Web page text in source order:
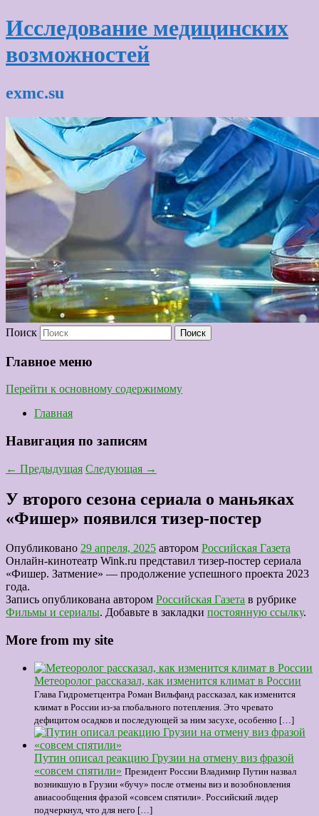
Исследование медицинских
возможностей
exmc.su
Поиск
Главное меню
Перейти к основному содержимому
Главная
Навигация по записям
← Предыдущая Следующая →
У второго сезона сериала о маньяках
«Фишер» появился тизер-постер
Опубликовано 29 апреля, 2025 автором Российская Газета
Онлайн-кинотеатр Wink.ru представил тизер-постер сериала
«Фишер. Затмение» — продолжение успешного проекта 2023
года.
Запись опубликована автором Российская Газета в рубрике
Фильмы и сериалы. Добавьте в закладки постоянную ссылку.
More from my site
Метеоролог рассказал, как изменится климат в России
Глава Гидрометцентра Роман Вильфанд рассказал, как изменится
климат в России из-за глобального потепления. Это чревато
дефицитом осадков и последующей за ним засухе, особенно […]
Путин описал реакцию Грузии на отмену виз фразой
«совсем спятили» Президент России Владимир Путин назвал
возникшую в Грузии «бучу» после отмены виз и возобновления
авиасообщения фразой «совсем спятили». Российский лидер
подчеркнул, что для него […]